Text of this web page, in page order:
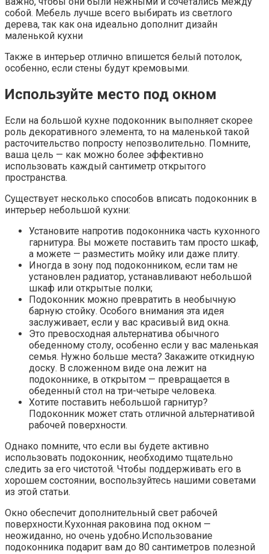
собой. Мебель лучше всего выбирать из светлого
дерева, так как она идеально дополнит дизайн
маленькой кухни
Также в интерьер отлично впишется белый потолок,
особенно, если стены будут кремовыми.
Используйте место под окном
Если на большой кухне подоконник выполняет скорее
роль декоративного элемента, то на маленькой такой
расточительство попросту непозволительно. Помните,
ваша цель — как можно более эффективно
использовать каждый сантиметр открытого
пространства.
Существует несколько способов вписать подоконник в
интерьер небольшой кухни:
Установите напротив подоконника часть кухонного
гарнитура. Вы можете поставить там просто шкаф,
а можете — разместить мойку или даже плиту.
Иногда в зону под подоконником, если там не
установлен радиатор, устанавливают небольшой
шкаф или открытые полки;
Подоконник можно превратить в необычную
барную стойку. Особого внимания эта идея
заслуживает, если у вас красивый вид окна.
Это превосходная альтернатива обычного
обеденному столу, особенно если у вас маленькая
семья. Нужно больше места? Закажите откидную
доску. В сложенном виде она лежит на
подоконнике, в открытом — превращается в
обеденный стол на три-четыре человека.
Хотите поставить небольшой гарнитур?
Подоконник может стать отличной альтернативой
рабочей поверхности.
Однако помните, что если вы будете активно
использовать подоконник, необходимо тщательно
следить за его чистотой. Чтобы поддерживать его в
хорошем состоянии, воспользуйтесь нашими советами
из этой статьи.
Окно обеспечит дополнительный свет рабочей
поверхности.Кухонная раковина под окном —
неожиданно, но очень удобно.Использование
подоконника подарит вам до 80 сантиметров полезной